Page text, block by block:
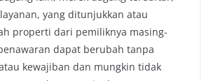
yang ditunjukkan atau
properti dari pemiliknya masing-
dapat berubah tanpa
kewajiban dan mungkin tidak